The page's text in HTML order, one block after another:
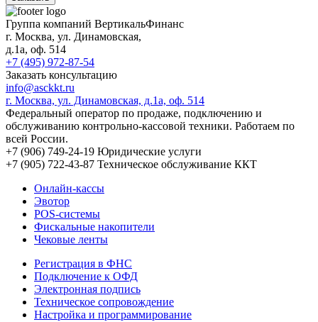
Группа компаний ВертикальФинанс
г. Москва, ул. Динамовская,
д.1а, оф. 514
+7 (495) 972-87-54
Заказать консультацию
info@asckkt.ru
г. Москва, ул. Динамовская, д.1а, оф. 514
Федеральный оператор по продаже, подключению и
обслуживанию контрольно-кассовой техники. Работаем по
всей России.
+7 (906) 749-24-19 Юридические услуги
+7 (905) 722-43-87 Техническое обслуживание ККТ
Онлайн-кассы
Эвотор
POS-системы
Фискальные накопители
Чековые ленты
Регистрация в ФНС
Подключение к ОФД
Электронная подпись
Техническое сопровождение
Настройка и программирование